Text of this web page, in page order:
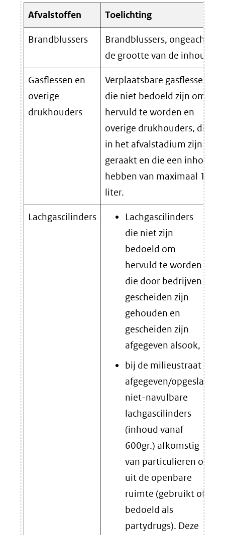
Afvalstoffen Toelichting
Brandblussers
Brandblussers, ongeacht
de grootte van de inhoud.
Gasflessen en
overige
drukhouders
Verplaatsbare gasflessen
die niet bedoeld zijn om
hervuld te worden en
overige drukhouders, die
in het afvalstadium zijn
geraakt en die een inhoud
hebben van maximaal 150
liter.
Lachgascilinders
Lachgascilinders
die niet zijn
bedoeld om
hervuld te worden
die door bedrijven
gescheiden zijn
gehouden en
gescheiden zijn
afgegeven alsook,
bij de milieustraat
afgegeven/opgeslagen
niet-navulbare
lachgascilinders
(inhoud vanaf
600gr.) afkomstig
van particulieren of
uit de openbare
ruimte (gebruikt of
bedoeld als
partydrugs). Deze